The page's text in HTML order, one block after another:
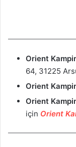
Orient
64, 31225
Orient
Orient
için Orient